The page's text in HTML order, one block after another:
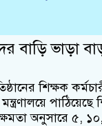
বাড়ি ভাড়া
শিক্ষক
পাঠিয়েছে
অনুসারে ৫, ১০,